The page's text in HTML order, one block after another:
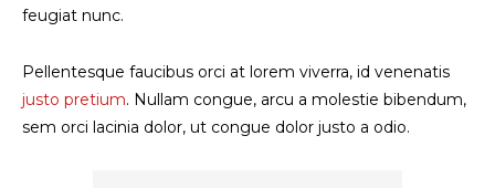
feugiat nunc.
Pellentesque faucibus orci at lorem viverra, id venenatis
justo pretium. Nullam congue, arcu a molestie bibendum,
sem orci lacinia dolor, ut congue dolor justo a odio.